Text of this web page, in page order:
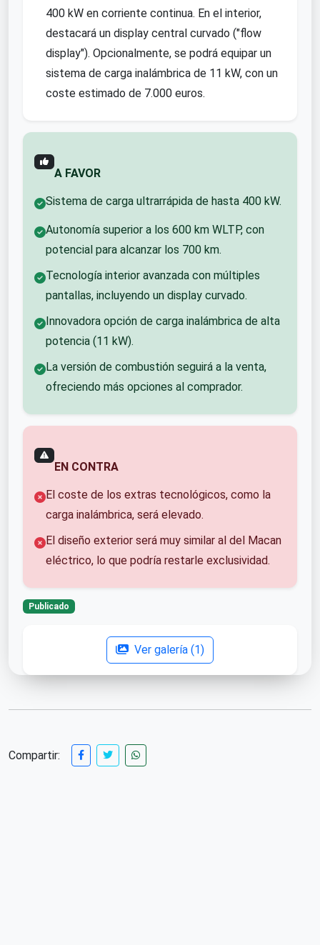
400 kW en corriente continua. En el interior,
destacará un display central curvado ("flow
display"). Opcionalmente, se podrá equipar un
sistema de carga inalámbrica de 11 kW, con un
coste estimado de 7.000 euros.
A FAVOR
Sistema de carga ultrarrápida de hasta 400 kW.
Autonomía superior a los 600 km WLTP, con
potencial para alcanzar los 700 km.
Tecnología interior avanzada con múltiples
pantallas, incluyendo un display curvado.
Innovadora opción de carga inalámbrica de alta
potencia (11 kW).
La versión de combustión seguirá a la venta,
ofreciendo más opciones al comprador.
EN CONTRA
El coste de los extras tecnológicos, como la
carga inalámbrica, será elevado.
El diseño exterior será muy similar al del Macan
eléctrico, lo que podría restarle exclusividad.
Publicado
Ver galería (1)
Compartir: